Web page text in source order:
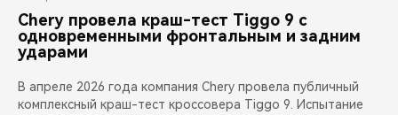
Chery провела краш-тест Tiggo 9 с
одновременными фронтальным и задним
ударами
В апреле 2026 года компания Chery провела публичный
комплексный краш-тест кроссовера Tiggo 9. Испытание